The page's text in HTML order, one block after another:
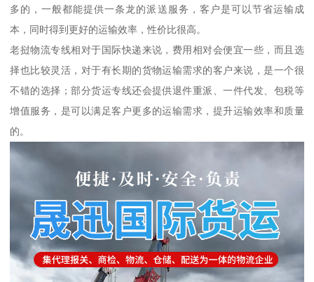
多的，一般都能提供一条龙的派送服务，客户是可以节省运输成
本，同时得到更好的运输效率，性价比很高。
老挝物流专线相对于国际快递来说，费用相对会便宜一些，而且选
择也比较灵活，对于有长期的货物运输需求的客户来说，是一个很
不错的选择；部分货运专线还会提供退件重派、一件代发、包税等
增值服务，是可以满足客户更多的运输需求，提升运输效率和质量
的。